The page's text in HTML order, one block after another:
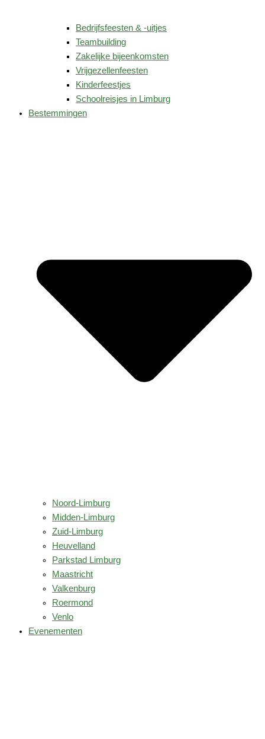
Bedrijfsfeesten & -uitjes
Teambuilding
Zakelijke bijeenkomsten
Vrijgezellenfeesten
Kinderfeestjes
Schoolreisjes in Limburg
Bestemmingen
Noord-Limburg
Midden-Limburg
Zuid-Limburg
Heuvelland
Parkstad Limburg
Maastricht
Valkenburg
Roermond
Venlo
Evenementen